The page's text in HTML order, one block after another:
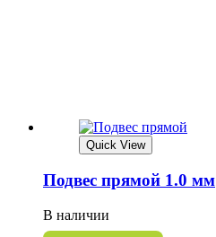
Quick View
Подвес прямой 1.0 мм
В наличии